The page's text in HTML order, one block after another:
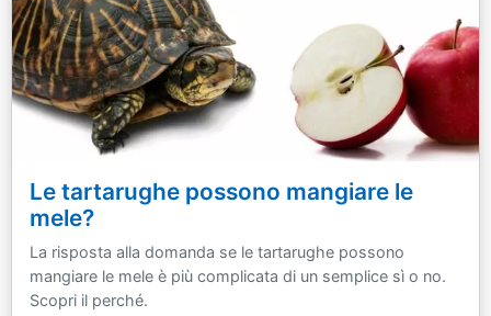
Le tartarughe possono mangiare le
mele?
La risposta alla domanda se le tartarughe possono
mangiare le mele è più complicata di un semplice sì o no.
Scopri il perché.